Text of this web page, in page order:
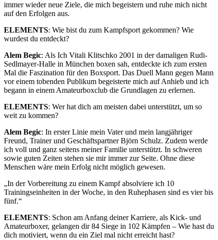
immer wieder neue Ziele, die mich begeistern und ruhe mich nicht
auf den Erfolgen aus.
ELEMENTS: Wie bist du zum Kampfsport gekommen? Wie
wurdest du entdeckt?
Alem Begic: Als Ich Vitali Klitschko 2001 in der damaligen Rudi-
Sedlmayer-Halle in München boxen sah, entdeckte ich zum ersten
Mal die Faszination für den Boxsport. Das Duell Mann gegen Mann
vor einem tobenden Publikum begeisterte mich auf Anhieb und ich
begann in einem Amateurboxclub die Grundlagen zu erlernen.
ELEMENTS: Wer hat dich am meisten dabei unterstützt, um so
weit zu kommen?
Alem Begic: In erster Linie mein Vater und mein langjähriger
Freund, Trainer und Geschäftspartner Björn Schulz. Zudem werde
ich voll und ganz seitens meiner Familie unterstützt. In schweren
sowie guten Zeiten stehen sie mir immer zur Seite. Ohne diese
Menschen wäre mein Erfolg nicht möglich gewesen.
In der Vorbereitung zu einem Kampf absolviere ich 10
Trainingseinheiten in der Woche, in den Ruhephasen sind es vier bis
fünf.
ELEMENTS: Schon am Anfang deiner Karriere, als Kick- und
Amateurboxer, gelangen dir 84 Siege in 102 Kämpfen – Wie hast du
dich motiviert, wenn du ein Ziel mal nicht erreicht hast?